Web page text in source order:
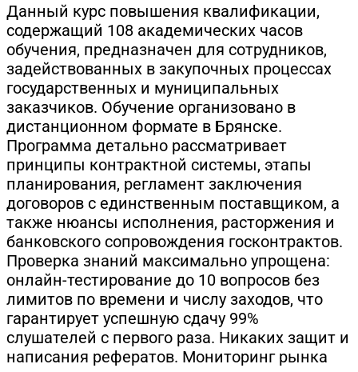
Данный курс повышения квалификации,
содержащий 108 академических часов
обучения, предназначен для сотрудников,
задействованных в закупочных процессах
государственных и муниципальных
заказчиков. Обучение организовано в
дистанционном формате в Брянске.
Программа детально рассматривает
принципы контрактной системы, этапы
планирования, регламент заключения
договоров с единственным поставщиком, а
также нюансы исполнения, расторжения и
банковского сопровождения госконтрактов.
Проверка знаний максимально упрощена:
онлайн-тестирование до 10 вопросов без
лимитов по времени и числу заходов, что
гарантирует успешную сдачу 99%
слушателей с первого раза. Никаких защит и
написания рефератов. Мониторинг рынка